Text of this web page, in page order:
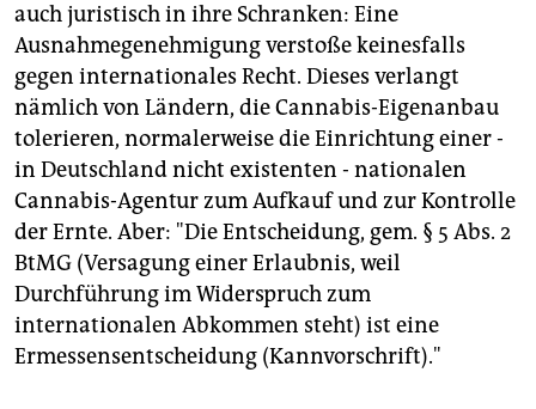
auch juristisch in ihre Schranken: Eine
Ausnahmegenehmigung verstoße keinesfalls
gegen internationales Recht. Dieses verlangt
nämlich von Ländern, die Cannabis-Eigenanbau
tolerieren, normalerweise die Einrichtung einer -
in Deutschland nicht existenten - nationalen
Cannabis-Agentur zum Aufkauf und zur Kontrolle
der Ernte. Aber: "Die Entscheidung, gem. § 5 Abs. 2
BtMG (Versagung einer Erlaubnis, weil
Durchführung im Widerspruch zum
internationalen Abkommen steht) ist eine
Ermessensentscheidung (Kannvorschrift)."